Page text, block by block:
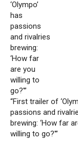
“First trailer of
passions and
brewing: ‘How far
willing to go?'”